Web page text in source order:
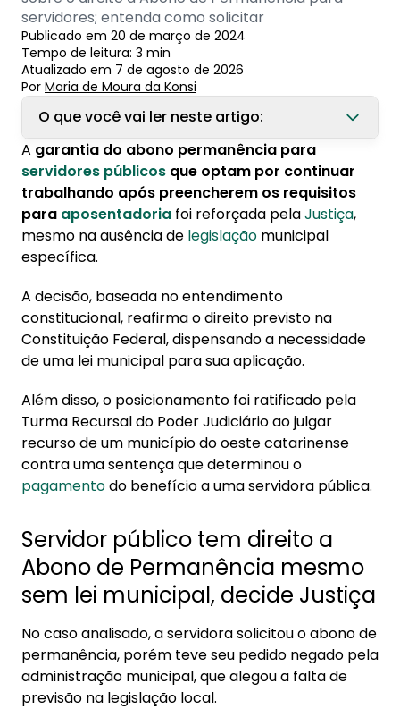
servidores; entenda como solicitar
Publicado em 20 de março de 2024
Tempo de leitura: 3 min
Atualizado em 7 de agosto de 2026
Por Maria de Moura da Konsi
O que você vai ler neste artigo:
1. Servidor público tem direito a Abono de
Permanência mesmo sem lei municipal,
decide Justiça
2. Como solicitar o Abono de Permanência?
Permanência
A garantia do abono permanência para
servidores públicos que optam por continuar
trabalhando após preencherem os requisitos
para aposentadoria foi reforçada pelaJustiça,
mesmo na ausência de legislação municipal
específica.
A decisão, baseada no entendimento
constitucional, reafirma o direito previsto na
Constituição Federal, dispensando a necessidade
de uma lei municipal para sua aplicação.
Além disso, o posicionamento foi ratificado pela
Turma Recursal do Poder Judiciário ao julgar
recurso de um município do oeste catarinense
contra uma sentença que determinou o
pagamentodo benefício a uma servidora pública.
Servidor público tem direito a
Abono de Permanência mesmo
sem lei municipal, decide Justiça
No caso analisado, a servidora solicitou o abono de
permanência, porém teve seu pedido negado pela
administração municipal, que alegou a falta de
previsão na legislação local.